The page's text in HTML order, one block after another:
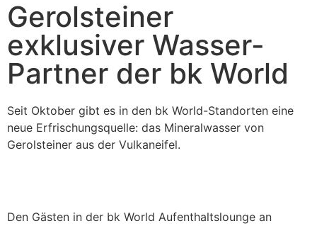
Gerolsteiner
exklusiver Wasser-
Partner der bk World
Seit Oktober gibt es in den bk World-Standorten eine
neue Erfrischungsquelle: das Mineralwasser von
Gerolsteiner aus der Vulkaneifel.
Den Gästen in der bk World Aufenthaltslounge an